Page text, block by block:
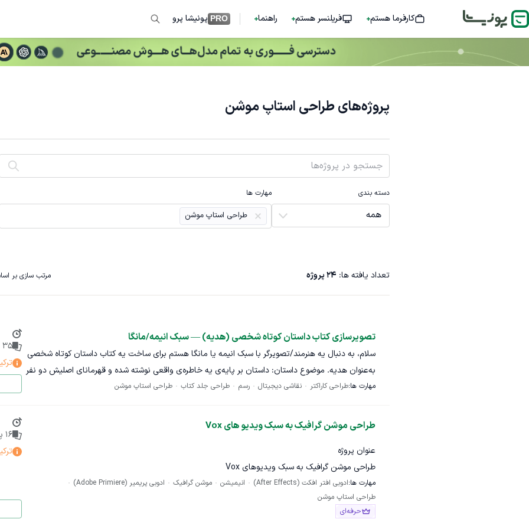
کارفرما هستم فریلنسر هستم راهنما PRO پونیشا پرو
پروژه‌های طراحی استاپ موشن
دسته بندی
همه
مهارت ها
طراحی استاپ موشن
تعداد یافته ها: 24پروژه مرتب سازی بر
تصویرسازی کتاب داستان کوتاه شخصی (هدیه) — سبک انیمه/مانگا
سلام، به دنبال یه هنرمند/تصویرگر با سبک انیمه یا مانگا هستم برای ساخت یه کتاب داستان کوتاه شخصی
به‌عنوان هدیه. موضوع داستان: داستان بر پایه‌ی یه خاطره‌ی واقعی نوشته شده و قهرمانای اصلیش دو نفر
شخصیت‌پردازی: نیاز به طراحی دو کاراکتر اصلی (زن و مرد) بر اساس ویژگی‌های ظاهری واقعی که در
لطفاً در پیشنهادتون زمان تحویل تخمینی رو هم ذکر کنید. اگه نمونه‌کار قبلی در سبک انیمه/مانگا دارید،
خوشحال میشم ببینم.
مهارت ها:طراحی کاراکتر نقاشی دیجیتال رسم طراحی جلد کتاب طراحی استاپ موشن
35
طراحی موشن گرافیک به سبک ویدیو های Vox
عنوان پروژه
طراحی موشن گرافیک به سبک ویدیوهای Vox
دسته‌بندی
– طراحی و خلاقیت
مهارت ها:ادوبی افتر افکت (After Effects) انیمیشن موشن گرافیک
ادوبی پریمیر (Adobe Primiere)
طراحی استاپ موشن
حرفه‌ای
16